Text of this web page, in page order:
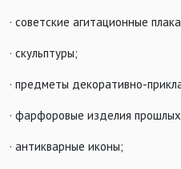
· советские агитационные
· скульптуры;
· предметы декоративно-
· фарфоровые изделия
· антикварные иконы;